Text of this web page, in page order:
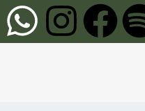
S
p
F
a
I
n
W
h